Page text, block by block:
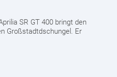
SR GT 400 bringt den
Großstadtdschungel. Er